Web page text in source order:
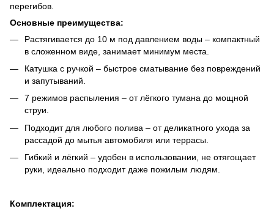
перегибов.
Основные преимущества:
Растягивается до 10 м под давлением воды – компактный
в сложенном виде, занимает минимум места.
Катушка с ручкой – быстрое сматывание без повреждений
и запутываний.
7 режимов распыления – от лёгкого тумана до мощной
струи.
Подходит для любого полива – от деликатного ухода за
рассадой до мытья автомобиля или террасы.
Гибкий и лёгкий – удобен в использовании, не отягощает
руки, идеально подходит даже пожилым людям.
Комплектация: